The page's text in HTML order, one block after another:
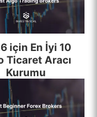
için En İyi 10
Ticaret Aracı
Kurumu